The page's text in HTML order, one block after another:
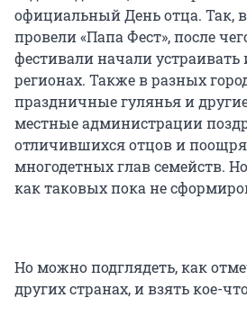
официальный День отца. Так, в
провели «Папа Фест», после
фестивали начали устраивать
регионах. Также в разных
праздничные гулянья и
местные администрации
отличившихся отцов и
многодетных глав семейств.
как таковых пока не
Но можно подглядеть, как
других странах, и взять кое-